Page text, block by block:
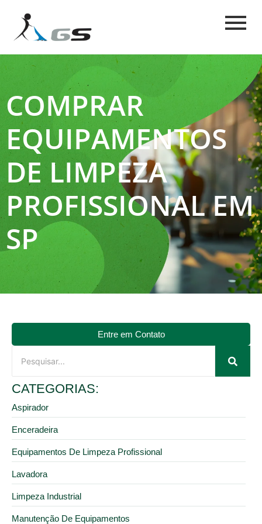
COMPRAR
EQUIPAMENTOS
DE LIMPEZA
PROFISSIONAL EM
SP
Entre em Contato
CATEGORIAS:
Aspirador
Enceradeira
Equipamentos De Limpeza Profissional
Lavadora
Limpeza Industrial
Manutenção De Equipamentos